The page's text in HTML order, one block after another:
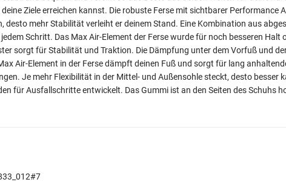
Ziele erreichen kannst. Die robuste Ferse mit sichtbarer Performance
desto mehr Stabilität verleiht er deinem Stand. Eine Kombination aus
Schritt. Das Max Air-Element der Ferse wurde für noch besseren
sorgt für Stabilität und Traktion. Die Dämpfung unter dem Vorfuß und
Air-Element in der Ferse dämpft deinen Fuß und sorgt für lang
Je mehr Flexibilität in der Mittel- und Außensohle steckt, desto besser
für Ausfallschritte entwickelt. Das Gummi ist an den Seiten des Schuhs